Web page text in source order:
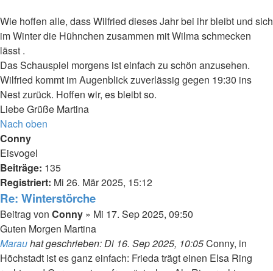
Wie hoffen alle, dass Wilfried dieses Jahr bei ihr bleibt und sich
im Winter die Hühnchen zusammen mit Wilma schmecken
lässt .
Das Schauspiel morgens ist einfach zu schön anzusehen.
Wilfried kommt im Augenblick zuverlässig gegen 19:30 ins
Nest zurück. Hoffen wir, es bleibt so.
Liebe Grüße Martina
Nach oben
Conny
Eisvogel
Beiträge: 135
Registriert: Mi 26. Mär 2025, 15:12
Re: Winterstörche
Beitrag von Conny » Mi 17. Sep 2025, 09:50
Guten Morgen Martina
Marauhat geschrieben:Di 16. Sep 2025, 10:05Conny, in
Höchstadt ist es ganz einfach: Frieda trägt einen Elsa Ring